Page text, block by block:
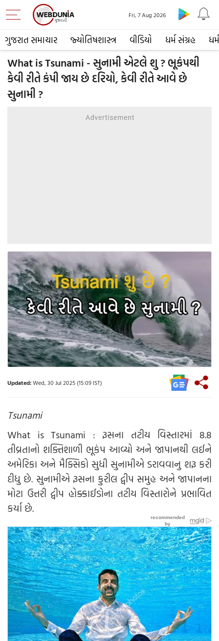
ગુજરાત સમાચાર જ્યોતિષશાસ્ત્ર વીડિયો ધર્મ સંગ્રહ ધર્મ
Fri, 7 Aug 2026
What is Tsunami - સુનામી એટલે શુ ? ભૂકંપથી
કેવી રીતે કંપી જાય છે દરિયો, કેવી રીતે આવે છે
સુનામી ?
Updated:Wed, 30 Jul 2025 (15:09 IST)
Tsunami
What is Tsunami : રૂસના તટીય વિસ્તારમાં 8.8
તીવ્રતાનો શક્તિશાળી ભૂકંપ આવ્યો અને જાપાનથી લઈને
અમેરિકા અને મૈક્સિકો સુધી સુનામીએ ડરાવવાનુ શરૂ કરી
દીધુ છે. સુનામીએ રૂસના કુરીલ દ્વીપ સમુહ અને જાપાનના
મોટા ઉત્તરી દ્વીપ હોક્કાઈડોના તટીય વિસ્તારોને પ્રભાવિત
કર્યા છે.